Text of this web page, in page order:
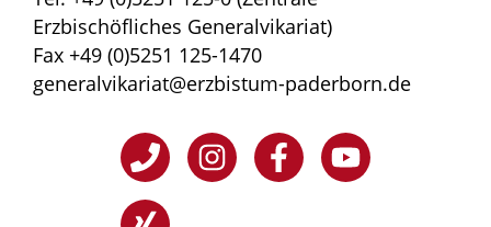
Erzbischöfliches Generalvikariat)
Fax +49 (0)5251 125-1470
generalvikariat@erzbistum-paderborn.de